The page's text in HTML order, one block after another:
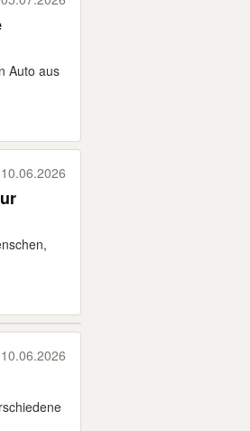
Auto aus
10.06.2026
10.06.2026